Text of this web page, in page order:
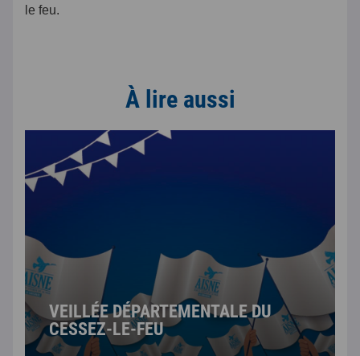
le feu.
À lire aussi
VEILLÉE DÉPARTEMENTALE DU
CESSEZ-LE-FEU